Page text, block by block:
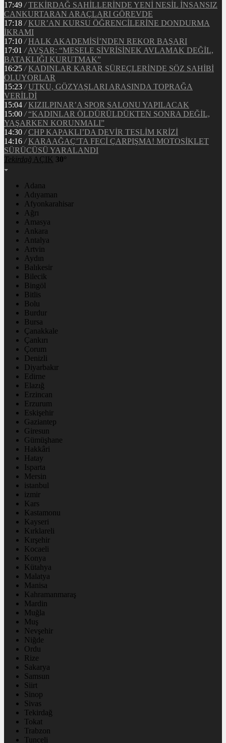
17:49 / TEKİRDAĞ SAHİLLERİNDE YENİ NESİL İNSANSIZ
CANKURTARAN ARAÇLARI GÖREVDE
17:18 / KUR’AN KURSU ÖĞRENCİLERİNE DONDURMA
İKRAMI
17:10 / HALK AKADEMİSİ’NDEN REKOR BAŞARI
17:01 / AVŞAR; “MESELE SİVRİSİNEK AVLAMAK DEĞİL,
BATAKLIĞI KURUTMAK”
16:25 / KADINLAR KARAR SÜREÇLERİNDE SÖZ SAHİBİ
OLUYORLAR
15:23 / UTKU, GÖZYAŞLARI ARASINDA TOPRAĞA
VERİLDİ
15:04 / KIZILPINAR’A SPOR SALONU YAPILACAK
15:00 / “KADINLAR ÖLDÜRÜLDÜKTEN SONRA DEĞİL,
YAŞARKEN KORUNMALI”
14:30 / CHP KAPAKLI’DA DEVİR TESLİM KRİZİ
14:16 / KARAAĞAÇ’TA FECİ ÇARPIŞMA! MOTOSİKLET
SÜRÜCÜSÜ YARALANDI
Tekirdağ AÇIK 30°
Adana
Adıyaman
Afyonkarahisar
Ağrı
Amasya
Ankara
Antalya
Artvin
Aydın
Balıkesir
Bilecik
Bingöl
Bitlis
Bolu
Burdur
Bursa
Çanakkale
Çankırı
Çorum
Denizli
Diyarbakır
Edirne
Elazığ
Erzincan
Erzurum
Eskişehir
Gaziantep
Giresun
Gümüşhane
Hakkâri
Hatay
Isparta
Mersin
istanbul
izmir
Kars
Kastamonu
Kayseri
Kırklareli
Kırşehir
Kocaeli
Konya
Kütahya
Malatya
Manisa
Kahramanmaraş
Mardin
Muğla
Muş
Nevşehir
Niğde
Ordu
Rize
Sakarya
Samsun
Siirt
Sinop
Sivas
Tekirdağ
Tokat
Trabzon
Tunceli